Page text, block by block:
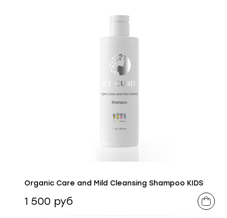
Organic Care and Mild Cleansing Shampoo KIDS
1 500 руб